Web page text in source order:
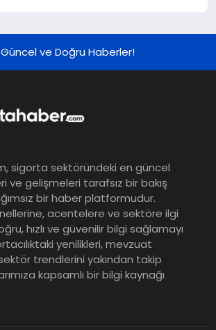
Güncel ve Doğru Haberler!
sigorta sektöründeki en güncel
ve gelişmeleri tarafsız bir bakış
bir haber platformudur.
acentelere ve sektöre ilgi
hızlı ve güvenilir bilgi sağlamayı
yenilikleri, mevzuat
trendlerini yakından takip
kapsamlı bir bilgi kaynağı